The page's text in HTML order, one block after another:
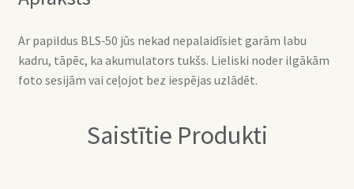
Ar papildus BLS‑50 jūs nekad nepalaidīsiet garām labu
kadru, tāpēc, ka akumulators tukšs. Lieliski noder ilgākām
foto sesijām vai ceļojot bez iespējas uzlādēt.
Saistītie Produkti